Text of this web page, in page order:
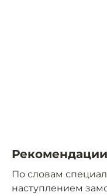
По словам
наступлением